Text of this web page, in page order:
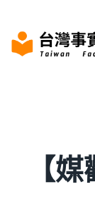
content
【